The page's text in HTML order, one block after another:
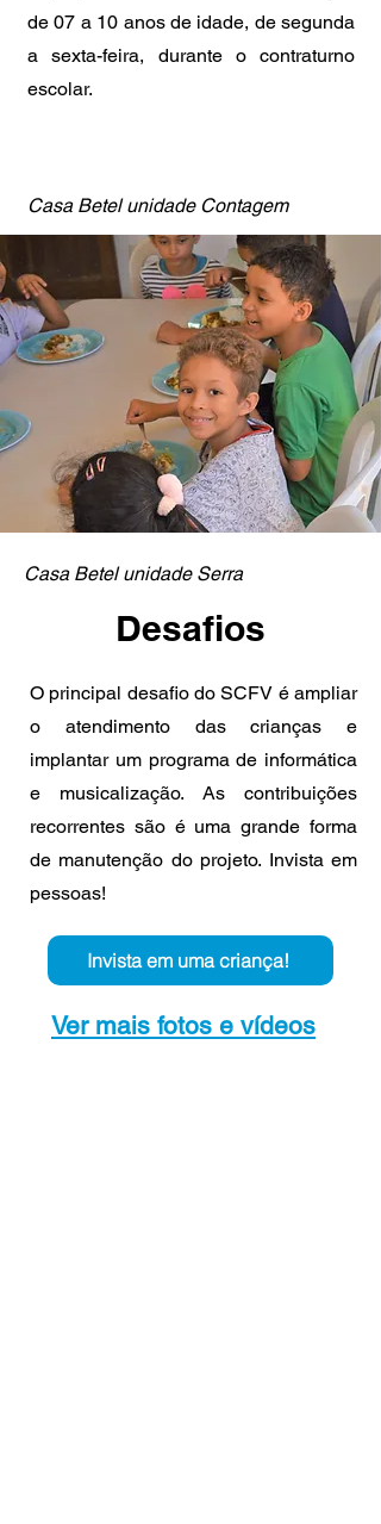
de 07 a 10 anos de idade, de segunda
a sexta-feira, durante o contraturno
escolar.
Casa Betel unidade Contagem
Casa Betel unidade Serra
Desafios
O principal desafio do SCFV é ampliar
o atendimento das crianças e
implantar um programa de informática
e musicalização. As contribuições
recorrentes são é uma grande forma
de manutenção do projeto. Invista em
pessoas!
Invista em uma criança!
Ver mais fotos e vídeos